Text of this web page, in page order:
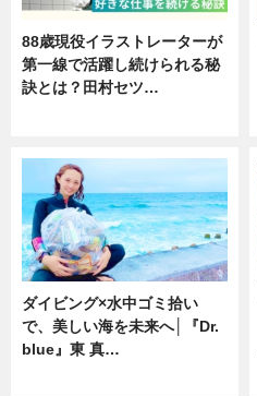
88歳現役イラストレーターが
第一線で活躍し続けられる秘
訣とは？田村セツ…
ダイビング×水中ゴミ拾い
で、美しい海を未来へ│『Dr.
blue』東 真…